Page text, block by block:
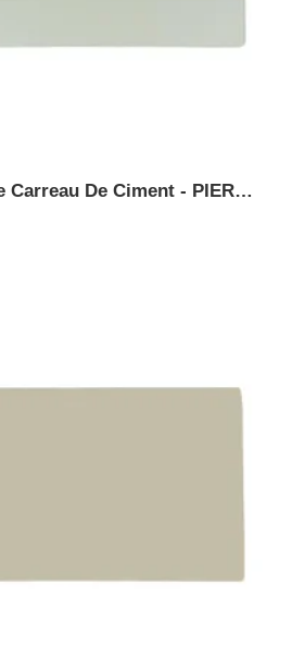
PLINTHE, Véritable Carreau De Ciment - PIERRE 10